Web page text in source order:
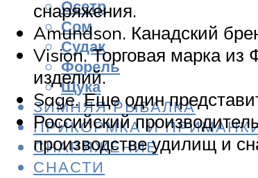
Осетр
Сом
Судак
Форель
Щука
ЗИМНЯЯ РЫБАЛКА
ПРИКОРМКА И
СНАРЯЖЕНИЕ
СНАСТИ
снаряжения.
Amundson. Канадский
Vision. Торговая марка из
изделий.
Sage. Еще один
Российский
производстве удилищ и